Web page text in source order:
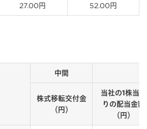
27.00円 52.00円
中間
株式移転交付金
（円）
当社の1株当た
りの配当金額
（円）